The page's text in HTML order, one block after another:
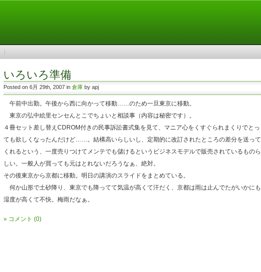
いろいろ準備
Posted on 6月 29th, 2007 in 倉庫 by apj
午前中出勤。午後から西に向かって移動……のため一旦東京に移動。
東京の弘中絵里センセんとこでちょいと相談事（内容は秘密です）。
４冊セット差し替えCDROM付きの民事訴訟書式集を見て、マニア心をくすぐられまくりでとっ
ても欲しくなったんだけど……。結構高いらしいし、定期的に改訂されたところの差分を送って
くれるという、一度売りつけてメンテでも儲けるというビジネスモデルで販売されているものら
しい。一般人が買っても元はとれないだろうなぁ、絶対。
その後東京から京都に移動。明日の講演のスライドをまとめている。
何か山形で土砂降り、東京でも降ってて気温が高くて汗だく、京都は雨は止んでたがいかにも
湿度が高くて不快。梅雨だなぁ。
» コメント (0)